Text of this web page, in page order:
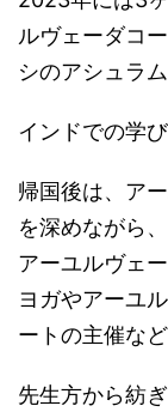
ルヴェーダコ
シのアシュラ
インドでの学
帰国後は、ア
を深めながら
アーユルヴェ
ヨガやアーユ
ートの主催な
先生方から紡